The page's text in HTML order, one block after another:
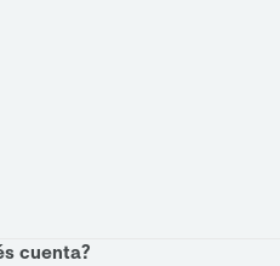
cuenta?